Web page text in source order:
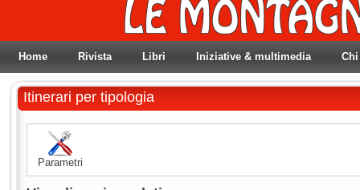
Home Rivista Libri Iniziative & multimedia
Itinerari per tipologia
Parametri